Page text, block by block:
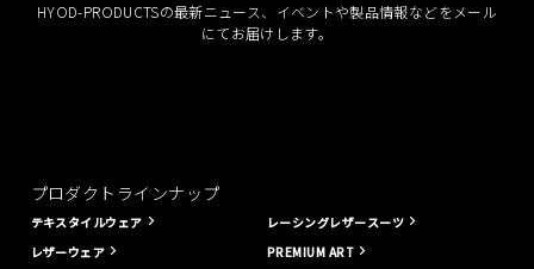
HYOD-PRODUCTSの最新ニュース、イベントや製品情報などをメール
にてお届けします。
プロダクトラインナップ
テキスタイルウェア
レザーウェア
レーシングレザースーツ
PREMIUM ART